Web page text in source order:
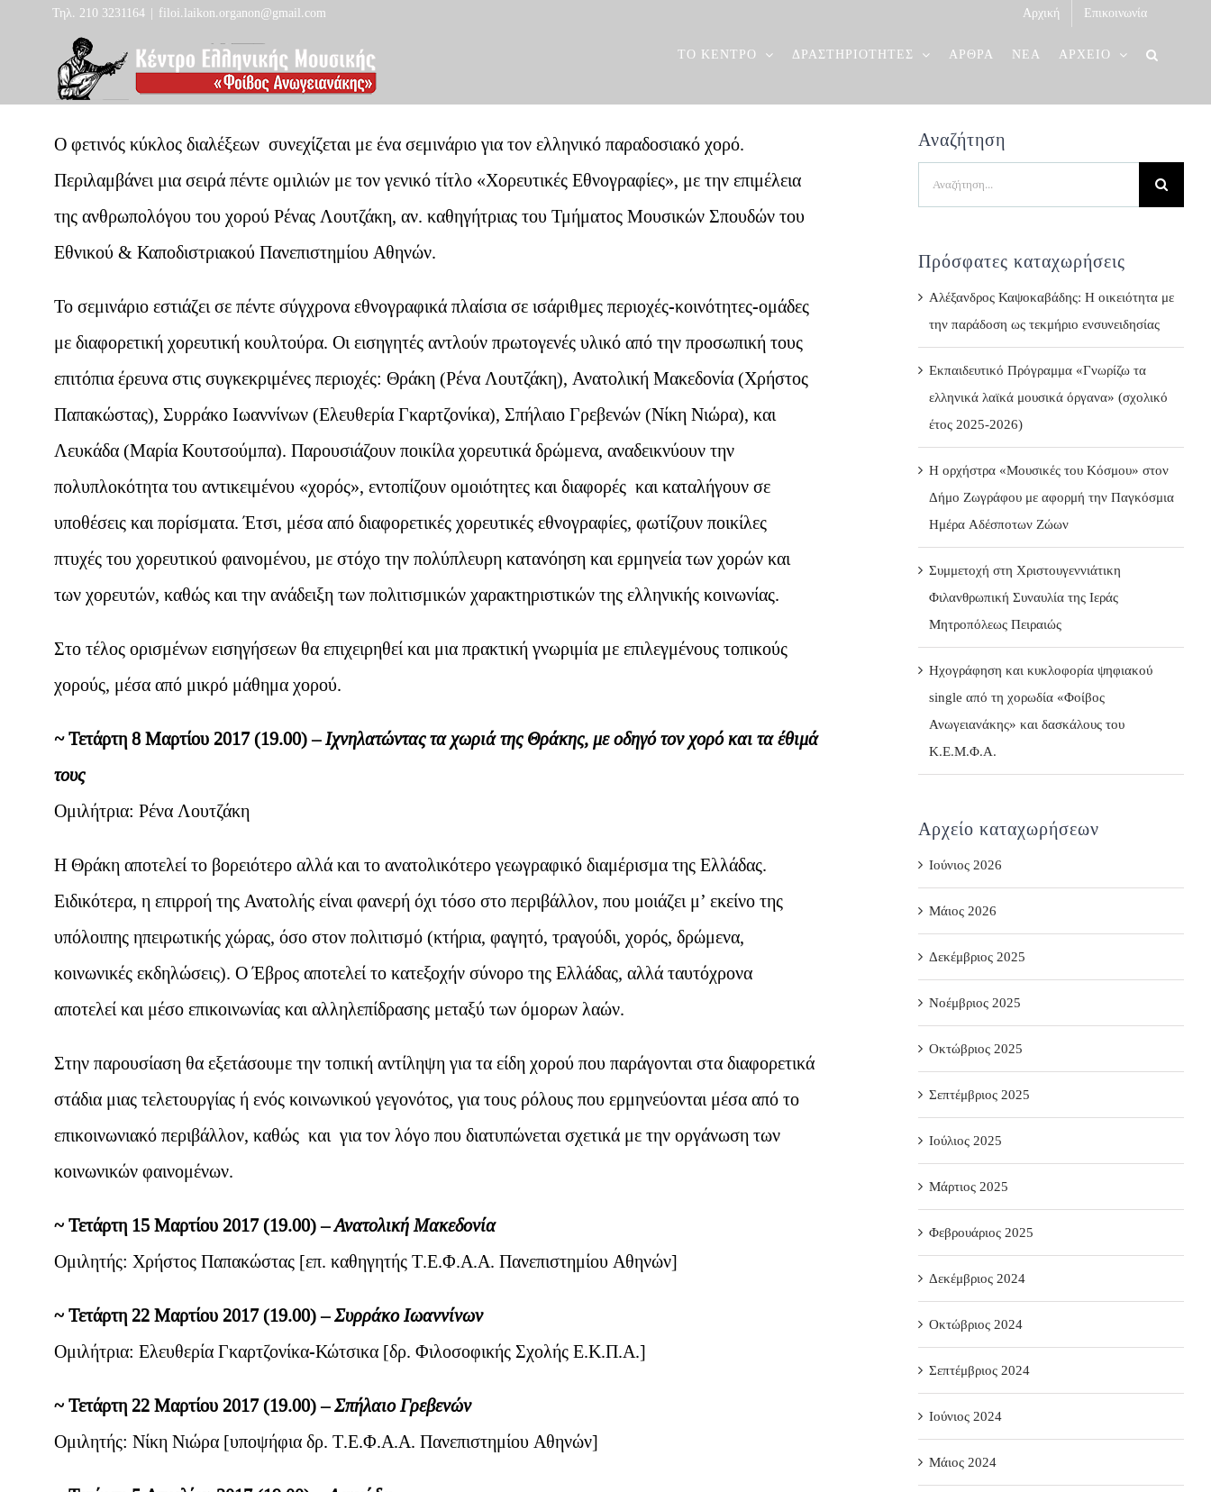
Τηλ. 210 3231164 filoi.laikon.organon@gmail.com Αρχική Επικοινωνία
ΤΟ ΚΕΝΤΡΟ ΔΡΑΣΤΗΡΙΟΤΗΤΕΣ ΑΡΘΡΑ ΝΕΑ ΑΡΧΕΙΟ
Ο φετινός κύκλος διαλέξεων συνεχίζεται με ένα σεμινάριο για τον ελληνικό παραδοσιακό χορό.
Περιλαμβάνει μια σειρά πέντε ομιλιών με τον γενικό τίτλο «Χορευτικές Εθνογραφίες», με την επιμέλεια
της ανθρωπολόγου του χορού Ρένας Λουτζάκη, αν. καθηγήτριας του Τμήματος Μουσικών Σπουδών του
Εθνικού & Καποδιστριακού Πανεπιστημίου Αθηνών.
Το σεμινάριο εστιάζει σε πέντε σύγχρονα εθνογραφικά πλαίσια σε ισάριθμες περιοχές-κοινότητες-ομάδες
με διαφορετική χορευτική κουλτούρα. Οι εισηγητές αντλούν πρωτογενές υλικό από την προσωπική τους
επιτόπια έρευνα στις συγκεκριμένες περιοχές: Θράκη (Ρένα Λουτζάκη), Ανατολική Μακεδονία (Χρήστος
Παπακώστας), Συρράκο Ιωαννίνων (Ελευθερία Γκαρτζονίκα), Σπήλαιο Γρεβενών (Νίκη Νιώρα), και
Λευκάδα (Μαρία Κουτσούμπα)­­. Παρουσιάζουν ποικίλα χορευτικά δρώμενα, αναδεικνύουν την
πολυπλοκότητα του αντικειμένου «χορός», εντοπίζουν ομοιότητες και διαφορές και καταλήγουν σε
υποθέσεις και πορίσματα. Έτσι, μέσα από διαφορετικές χορευτικές εθνογραφίες, φωτίζουν ποικίλες
πτυχές του χορευτικού φαινομένου, με στόχο την πολύπλευρη κατανόηση και ερμηνεία των χορών και
των χορευτών, καθώς και την ανάδειξη των πολιτισμικών χαρακτηριστικών της ελληνικής κοινωνίας.
Στο τέλος ορισμένων εισηγήσεων θα επιχειρηθεί και μια πρακτική γνωριμία με επιλεγμένους τοπικούς
χορούς, μέσα από μικρό μάθημα χορού.
~Τετάρτη 8 Μαρτίου 2017 (19.00)–Ιχνηλατώντας τα χωριά της Θράκης, με οδηγό τον χορό και τα έθιμά
τους
Ομιλήτρια: Ρένα Λουτζάκη
Η Θράκη αποτελεί το βορειότερο αλλά και το ανατολικότερο γεωγραφικό διαμέρισμα της Ελλάδας.
Ειδικότερα, η επιρροή της Ανατολής είναι φανερή όχι τόσο στο περιβάλλον, που μοιάζει μ’ εκείνο της
υπόλοιπης ηπειρωτικής χώρας, όσο στον πολιτισμό (κτήρια, φαγητό, τραγούδι, χορός, δρώμενα,
κοινωνικές εκδηλώσεις). Ο Έβρος αποτελεί το κατεξοχήν σύνορο της Ελλάδας, αλλά ταυτόχρονα
αποτελεί και μέσο επικοινωνίας και αλληλεπίδρασης μεταξύ των όμορων λαών.
Στην παρουσίαση θα εξετάσουμε την τοπική αντίληψη για τα είδη χορού που παράγονται στα διαφορετικά
στάδια μιας τελετουργίας ή ενός κοινωνικού γεγονότος, για τους ρόλους που ερμηνεύονται μέσα από το
επικοινωνιακό περιβάλλον, καθώς και για τον λόγο που διατυπώνεται σχετικά με την οργάνωση των
κοινωνικών φαινομένων.
~ Τετάρτη 15 Μαρτίου 2017 (19.00)–Ανατολική Μακεδονία
Ομιλητής: Χρήστος Παπακώστας [επ. καθηγητής Τ.Ε.Φ.Α.Α. Πανεπιστημίου Αθηνών]
~ Τετάρτη 22 Μαρτίου 2017 (19.00)–Συρράκο Ιωαννίνων
Ομιλήτρια: Ελευθερία Γκαρτζονίκα-Κώτσικα [δρ. Φιλοσοφικής Σχολής Ε.Κ.Π.Α.]
~ Τετάρτη 22 Μαρτίου 2017 (19.00)–Σπήλαιο Γρεβενών
Ομιλητής: Νίκη Νιώρα [υποψήφια δρ. Τ.Ε.Φ.Α.Α. Πανεπιστημίου Αθηνών]
Αναζήτηση
Πρόσφατες καταχωρήσεις
Αλέξανδρος Καψοκαβάδης: Η οικειότητα με
την παράδοση ως τεκμήριο ενσυνειδησίας
Εκπαιδευτικό Πρόγραμμα «Γνωρίζω τα
ελληνικά λαϊκά μουσικά όργανα» (σχολικό
έτος 2025-2026)
Η ορχήστρα «Μουσικές του Κόσμου» στον
Δήμο Ζωγράφου με αφορμή την Παγκόσμια
Ημέρα Αδέσποτων Ζώων
Συμμετοχή στη Χριστουγεννιάτικη
Φιλανθρωπική Συναυλία της Ιεράς
Μητροπόλεως Πειραιώς
Ηχογράφηση και κυκλοφορία ψηφιακού
single από τη χορωδία «Φοίβος
Ανωγειανάκης» και δασκάλους του
Κ.Ε.Μ.Φ.Α.
Αρχείο καταχωρήσεων
Ιούνιος 2026
Μάιος 2026
Δεκέμβριος 2025
Νοέμβριος 2025
Οκτώβριος 2025
Σεπτέμβριος 2025
Ιούλιος 2025
Μάρτιος 2025
Φεβρουάριος 2025
Δεκέμβριος 2024
Οκτώβριος 2024
Σεπτέμβριος 2024
Ιούνιος 2024
Μάιος 2024